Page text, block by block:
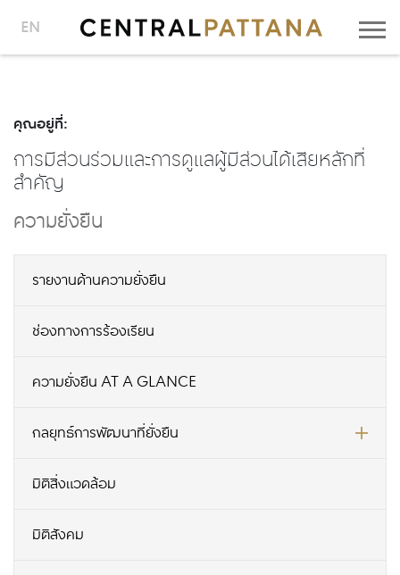
EN
คุณอยู่ที่:
การมีส่วนร่วมและการดูแลผู้มีส่วนได้เสียหลักที่
สำคัญ
ความยั่งยืน
รายงานด้านความยั่งยืน
ช่องทางการร้องเรียน
ความยั่งยืน AT A GLANCE
กลยุทธ์การพัฒนาที่ยั่งยืน
มิติสิ่งแวดล้อม
มิติสังคม